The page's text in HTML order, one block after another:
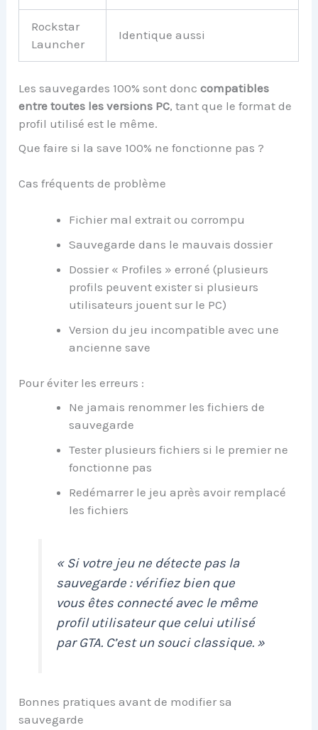
Rockstar
Launcher
Identique aussi
Les sauvegardes 100% sont donccompatibles
entre toutes les versions PC, tant que le format de
profil utilisé est le même.
Que faire si la save 100% ne fonctionne pas ?
Cas fréquents de problème
Fichier mal extrait ou corrompu
Sauvegarde dans le mauvais dossier
Dossier « Profiles » erroné (plusieurs
profils peuvent exister si plusieurs
utilisateurs jouent sur le PC)
Version du jeu incompatible avec une
ancienne save
Pour éviter les erreurs :
Ne jamais renommer les fichiers de
sauvegarde
Tester plusieurs fichiers si le premier ne
fonctionne pas
Redémarrer le jeu après avoir remplacé
les fichiers
« Si votre jeu ne détecte pas la
sauvegarde : vérifiez bien que
vous êtes connecté avec le même
profil utilisateur que celui utilisé
par GTA. C’est un souci classique. »
Bonnes pratiques avant de modifier sa
sauvegarde